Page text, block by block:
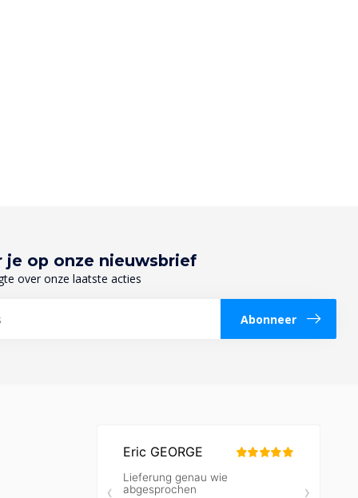
je op onze nieuwsbrief
over onze laatste acties
Abonneer